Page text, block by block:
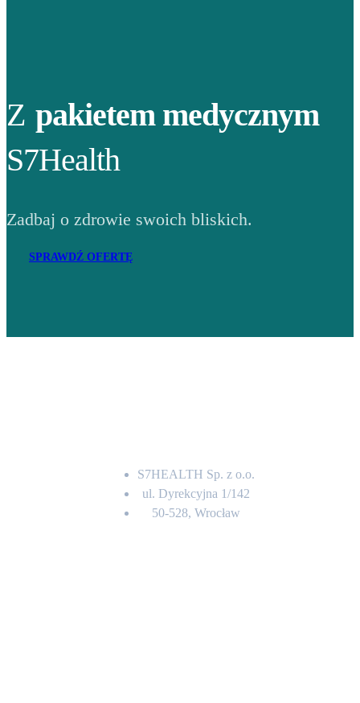
Z pakietem medycznym
S7Health
Zadbaj o zdrowie swoich bliskich.
SPRAWDŹ OFERTĘ
S7HEALTH Sp. z o.o.
ul. Dyrekcyjna 1/142
50-528, Wrocław